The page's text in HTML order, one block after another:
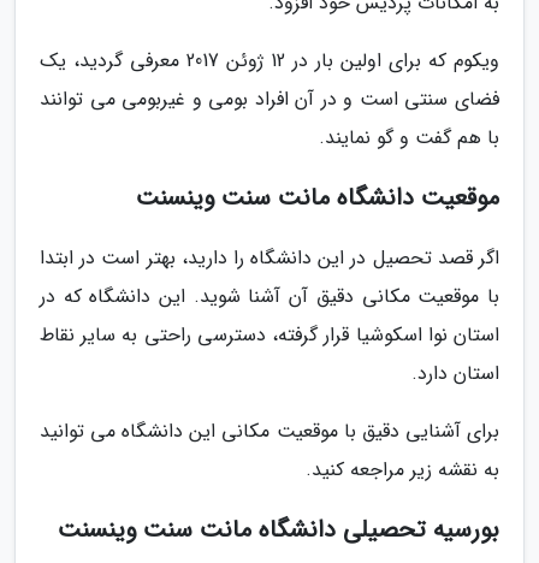
ویکوم که برای اولین بار در 12 ژوئن 2017 معرفی گردید، یک
فضای سنتی است و در آن افراد بومی و غیربومی می توانند
با هم گفت و گو نمایند.
موقعیت دانشگاه مانت سنت وینسنت
اگر قصد تحصیل در این دانشگاه را دارید، بهتر است در ابتدا
با موقعیت مکانی دقیق آن آشنا شوید. این دانشگاه که در
استان نوا اسکوشیا قرار گرفته، دسترسی راحتی به سایر نقاط
استان دارد.
برای آشنایی دقیق با موقعیت مکانی این دانشگاه می توانید
به نقشه زیر مراجعه کنید.
بورسیه تحصیلی دانشگاه مانت سنت وینسنت